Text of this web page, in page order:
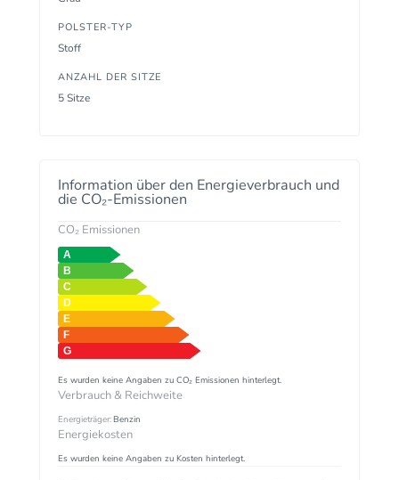
POLSTER-TYP
Stoff
ANZAHL DER SITZE
5 Sitze
Information über den Energieverbrauch und
die CO₂-Emissionen
CO₂ Emissionen
Es wurden keine Angaben zu CO₂ Emissionen hinterlegt.
Verbrauch & Reichweite
Energieträger:Benzin
Energiekosten
Es wurden keine Angaben zu Kosten hinterlegt.